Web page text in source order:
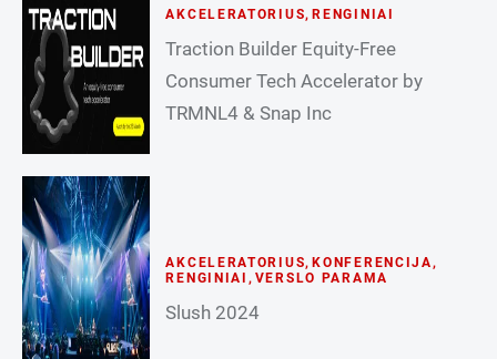
AKCELERATORIUS, RENGINIAI
Traction Builder Equity-Free
Consumer Tech Accelerator by
TRMNL4 & Snap Inc
AKCELERATORIUS, KONFERENCIJA,
RENGINIAI , VERSLO PARAMA
Slush 2024